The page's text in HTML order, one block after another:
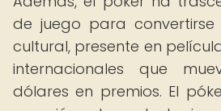
de juego para
cultural, presente en
internacionales que
dólares en premios. El